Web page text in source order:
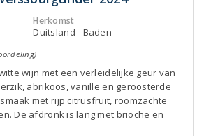
Herkomst
Duitsland - Baden
wijn met een verleidelijke geur van
abrikoos, vanille en geroosterde
met rijp citrusfruit, roomzachte
De afdronk is lang met brioche en